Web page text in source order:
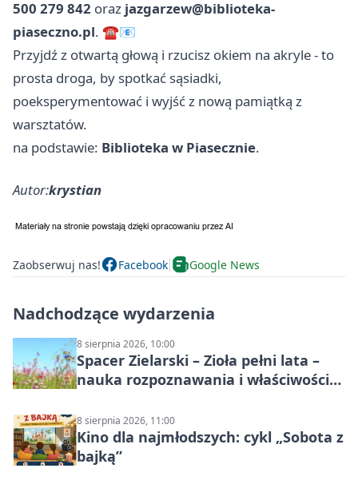
500 279 842 oraz jazgarzew@biblioteka-
piaseczno.pl. ☎️📧
Przyjdź z otwartą głową i rzucisz okiem na akryle - to
prosta droga, by spotkać sąsiadki,
poeksperymentować i wyjść z nową pamiątką z
warsztatów.
na podstawie: Biblioteka w Piasecznie.
Autor:krystian
Zaobserwuj nas! Facebook Google News
Nadchodzące wydarzenia
8 sierpnia 2026, 10:00
Spacer Zielarski – Zioła pełni lata –
nauka rozpoznawania i właściwości
8 sierpnia 2026, 11:00
Kino dla najmłodszych: cykl „Sobota z
bajką”